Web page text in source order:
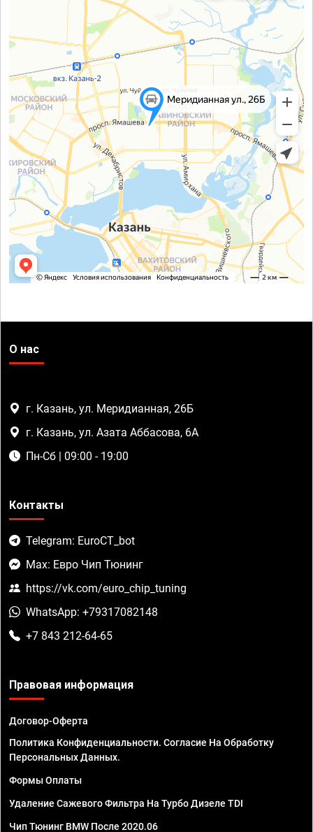
О нас
г. Казань, ул. Меридианная, 26Б
г. Казань, ул. Азата Аббасова, 6А
Пн-Сб | 09:00 - 19:00
Контакты
Telegram: EuroCT_bot
Max: Евро Чип Тюнинг
https://vk.com/euro_chip_tuning
WhatsApp: +79317082148
+7 843 212-64-65
Правовая информация
Договор-Оферта
Политика Конфиденциальности. Согласие На Обработку
Персональных Данных.
Формы Оплаты
Удаление Сажевого Фильтра На Турбо Дизеле TDI
Чип Тюнинг BMW После 2020.06